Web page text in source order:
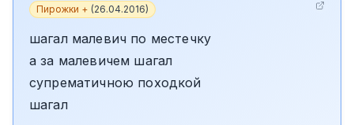
Пирожки + (26.04.2016)
шагал малевич по местечку
а за малевичем шагал
супрематичною походкой
шагал